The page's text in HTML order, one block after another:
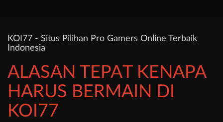
KOI77 - Situs Pilihan Pro Gamers Online Terbaik
Indonesia
ALASAN TEPAT KENAPA
HARUS BERMAIN DI
KOI77